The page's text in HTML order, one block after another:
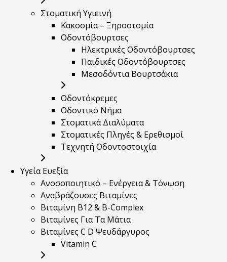
Στοματική Υγιεινή
Κακοσμία – Ξηροστομία
Οδοντόβουρτσες
Ηλεκτρικές Οδοντόβουρτσες
Παιδικές Οδοντόβουρτσες
Μεσοδόντια Βουρτσάκια
Οδοντόκρεμες
Οδοντικό Νήμα
Στοματικά Διαλύματα
Στοματικές Πληγές & Ερεθισμοί
Τεχνητή Οδοντοστοιχία
Υγεία Ευεξία
Ανοσοποιητικό – Ενέργεια & Τόνωση
Αναβράζουσες Βιταμίνες
Βιταμίνη B12 & Β-Complex
Βιταμίνες Για Τα Μάτια
Βιταμίνες C D Ψευδάργυρος
Vitamin C